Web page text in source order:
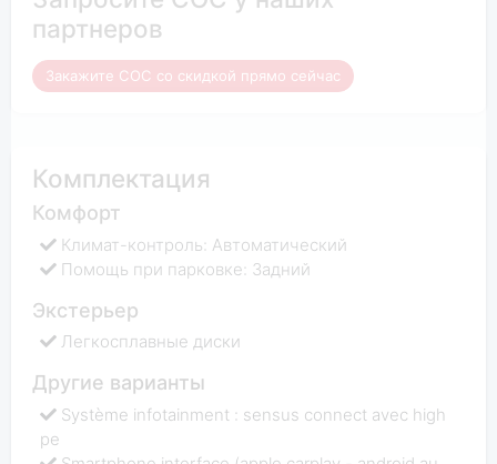
партнеров
Закажите COC со скидкой прямо сейчас
Комплектация
Комфорт
Климат-контроль: Автоматический
Помощь при парковке: Задний
Экстерьер
Легкосплавные диски
Другие варианты
Système infotainment : sensus connect avec high
pe